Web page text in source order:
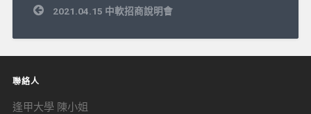
文
章
覽
2021.04.15 中軟招商說明會
聯絡人
逢甲大學 陳小姐